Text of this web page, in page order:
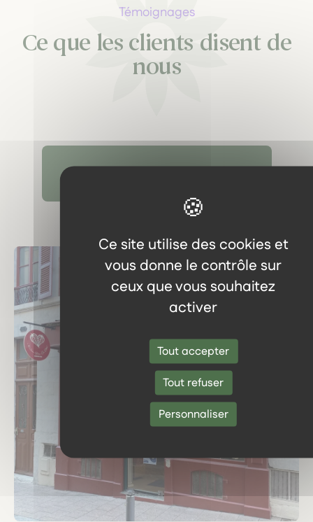
Ce site utilise des cookies et
vous donne le contrôle sur
ceux que vous souhaitez
activer
Tout accepter
Tout refuser
Personnaliser
Témoignages
Ce que les clients disent de
nous